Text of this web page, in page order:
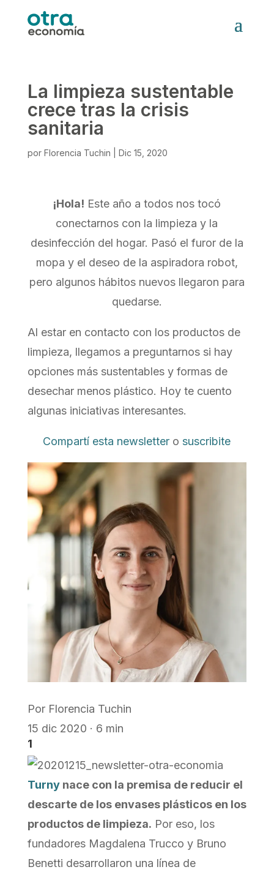
La limpieza sustentable
crece tras la crisis
sanitaria
por Florencia Tuchin Dic 15, 2020
¡Hola! Este año a todos nos tocó
conectarnos con la limpieza y la
desinfección del hogar. Pasó el furor de la
mopa y el deseo de la aspiradora robot,
pero algunos hábitos nuevos llegaron para
quedarse.
Al estar en contacto con los productos de
limpieza, llegamos a preguntarnos si hay
opciones más sustentables y formas de
desechar menos plástico. Hoy te cuento
algunas iniciativas interesantes.
Compartí esta newsletter osuscribite
Por Florencia Tuchin
15 dic 2020 · 6 min
1
Turnynace con la premisa de reducir el
descarte de los envases plásticos en los
productos de limpieza. Por eso, los
fundadores Magdalena Trucco y Bruno
Benetti desarrollaron una línea de